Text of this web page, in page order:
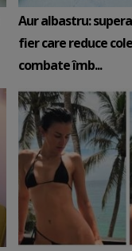
Aur albastru:
fier care reduce
combate îmb...